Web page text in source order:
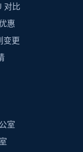
对比
惠
变更
室